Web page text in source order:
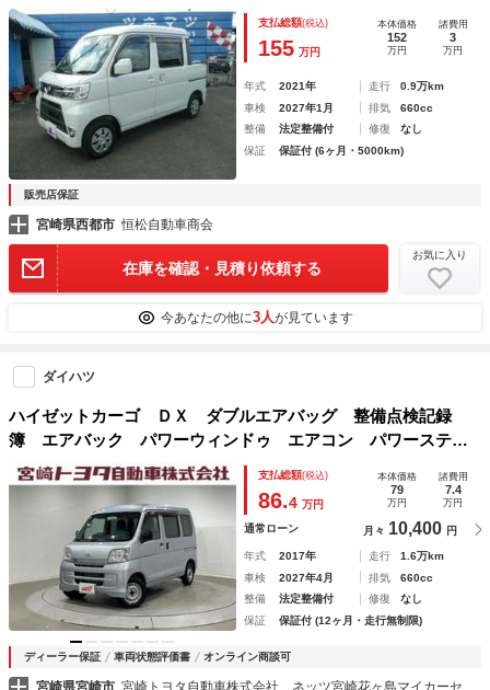
ラー 両側スライドドア オートマチックハイビーム エアコ
ン パワステ パワーウィンドウ ＬＥＤライト
支払総額(税込)
155 万円
本体価格
152
万円
諸費用
3
万円
年式 2021年 走行
0.9万km
車検
2027年1月 排気
660cc
整備
法定整備付 修復
なし
保証
保証付 (6ヶ月・5000km)
販売店保証
宮崎県西都市 恒松自動車商会
在庫を確認・見積り依頼する
お気に入り
今あなたの他に3人が見ています
ダイハツ
ハイゼットカーゴ ＤＸ ダブルエアバッグ 整備点検記録
簿 エアバック パワーウィンドゥ エアコン パワーステア
リング
支払総額(税込)
86.4 万円
本体価格
79
万円
諸費用
7.4
万円
通常ローン 月々 10,400 円
年式 2017年 走行
1.6万km
車検
2027年4月 排気
660cc
整備
法定整備付 修復
なし
保証
保証付 (12ヶ月・走行無制限)
ディーラー保証 車両状態評価書 オンライン商談可